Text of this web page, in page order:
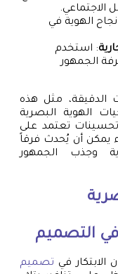
الاجتماعي.
الهوية في
: استخدم
الجمهور
الدقيقة، مثل هذه
الهوية البصرية
تعتمد على
يمكن أن يُحدث فرقاً
وجذب الجمهور
التصميم
الابتكار في تصميم